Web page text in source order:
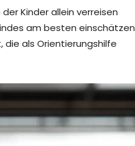
Kinder allein verreisen
am besten einschätzen
als Orientierungshilfe